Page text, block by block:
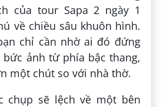
của tour Sapa 2 ngày 1
về chiều sâu khuôn hình.
chỉ cần nhờ ai đó đứng
ảnh từ phía bậc thang,
một chút so với nhà thờ.
chụp sẽ lệch về một bên